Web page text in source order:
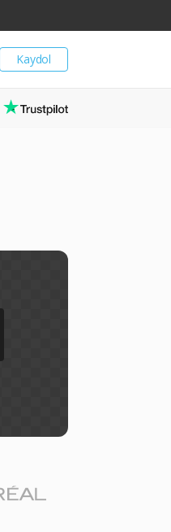
Kaydol